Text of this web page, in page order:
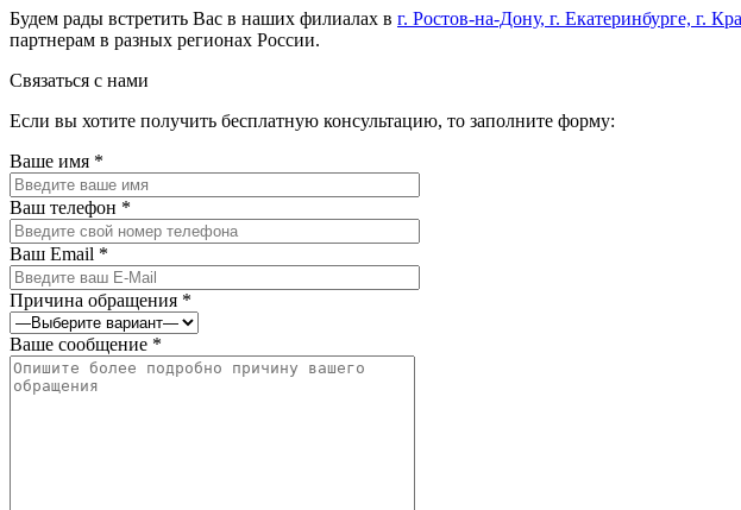
Будем рады встретить Вас в наших филиалах в г. Ростов-на-Дону, г. Екатеринбурге, г.
партнерам в разных регионах России.
Связаться с нами
Если вы хотите получить бесплатную консультацию, то заполните форму:
Ваше имя *
Ваш телефон *
Ваш Email *
Причина обращения *
Ваше сообщение *